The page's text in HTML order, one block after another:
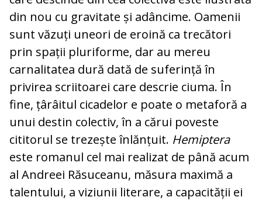
din nou cu gravitate și adâncime. Oamenii
sunt văzuți uneori de eroină ca trecători
prin spații pluriforme, dar au mereu
carnalitatea dură dată de suferință în
privirea scriitoarei care descrie ciuma. În
fine, țârâitul cicadelor e poate o metaforă a
unui destin colectiv, în a cărui poveste
cititorul se trezește înlănțuit. Hemiptera
este romanul cel mai realizat de până acum
al Andreei Răsuceanu, măsura maximă a
talentului, a viziunii literare, a capacității ei